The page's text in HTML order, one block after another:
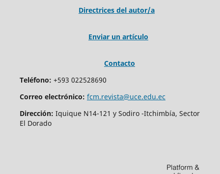
Directrices del autor/a
Enviar un artículo
Contacto
Teléfono: +593 022528690
Correo electrónico: fcm.revista@uce.edu.ec
Dirección: Iquique N14-121 y Sodiro -Itchimbía, Sector
El Dorado